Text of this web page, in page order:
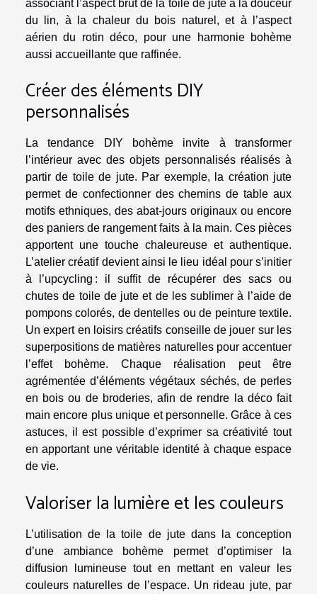
associant l’aspect brut de la toile de jute à la douceur
du lin, à la chaleur du bois naturel, et à l’aspect
aérien du rotin déco, pour une harmonie bohème
aussi accueillante que raffinée.
Créer des éléments DIY
personnalisés
La tendance DIY bohème invite à transformer
l’intérieur avec des objets personnalisés réalisés à
partir de toile de jute. Par exemple, la création jute
permet de confectionner des chemins de table aux
motifs ethniques, des abat-jours originaux ou encore
des paniers de rangement faits à la main. Ces pièces
apportent une touche chaleureuse et authentique.
L’atelier créatif devient ainsi le lieu idéal pour s’initier
à l’upcycling : il suffit de récupérer des sacs ou
chutes de toile de jute et de les sublimer à l’aide de
pompons colorés, de dentelles ou de peinture textile.
Un expert en loisirs créatifs conseille de jouer sur les
superpositions de matières naturelles pour accentuer
l’effet bohème. Chaque réalisation peut être
agrémentée d’éléments végétaux séchés, de perles
en bois ou de broderies, afin de rendre la déco fait
main encore plus unique et personnelle. Grâce à ces
astuces, il est possible d’exprimer sa créativité tout
en apportant une véritable identité à chaque espace
de vie.
Valoriser la lumière et les couleurs
L’utilisation de la toile de jute dans la conception
d’une ambiance bohème permet d’optimiser la
diffusion lumineuse tout en mettant en valeur les
couleurs naturelles de l’espace. Un rideau jute, par